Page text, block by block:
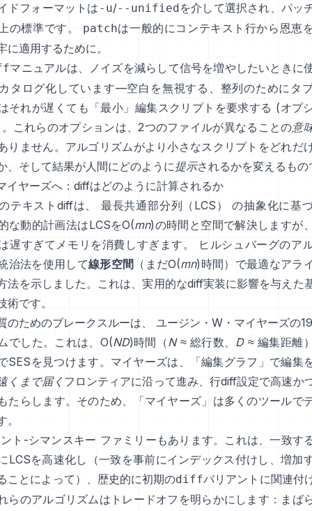
ドフォーマットは -u/--unifiedを介して選択され、パッ
の標準です。
patchは一般的にコンテキスト行から恩恵
に適用するために。
マニュアルは、ノイズを減らして信号を増やしたいときに
タログ化しています—空白を無視する、整列のためにタ
それが遅くても「最小」編集スクリプトを要求する (オプ
これらのオプションは、2つのファイルが異なることの意
りません。アルゴリズムがより小さなスクリプトをどれだ
、そして結果が人間にどのように提示されるかを変えるもの
イヤーズへ：diffはどのように計算されるか
テキストdiffは、
最長共通部分列（LCS）
の抽象化に基
な動的計画法はLCSをO(mn)の時間と空間で解決しますが
遅すぎてメモリを消費しすぎます。
ヒルシュバーグのア
治法を使用して線形空間 （まだO(mn)時間）で最適なアラ
法を示しました。これは、実用的なdiff実装に影響を与えた
術です。
のためのブレークスルーは、
ユージン・W・マイヤーズの
でした。これは、O(ND)時間（N≈ 総行数、 D≈ 編集距離
SESを見つけます。マイヤーズは、「編集グラフ」で編集
くまで届く フロンティアに沿って進み、行diff設定で高速か
たらします。そのため、「マイヤーズ」は多くのツールで
ト-シマンスキー ファミリーもあります。これは、一致す
LCSを高速化し（一致を事前にインデックス付けし、増加
ことによって）、歴史的に初期のdiffバリアントに関連付
らのアルゴリズムはトレードオフを明らかにします：まば